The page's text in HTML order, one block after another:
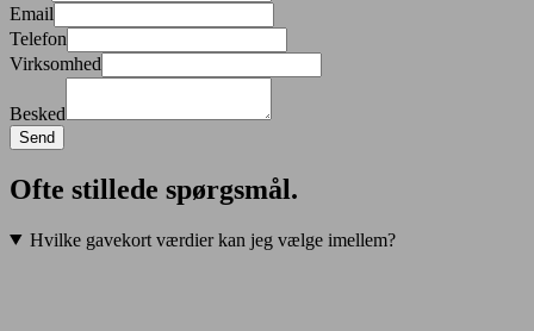
Email
Telefon
Virksomhed
Besked
Send
Ofte stillede spørgsmål.
Hvilke gavekort værdier kan jeg vælge imellem?